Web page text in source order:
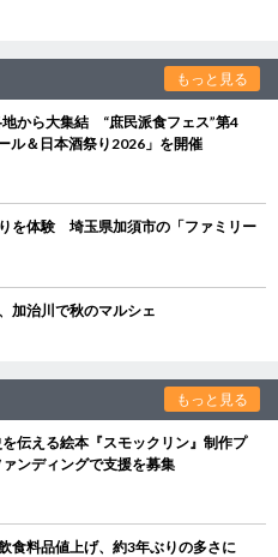
もっと見る
から大集結 “庶民派食フェス”第4
ル＆日本酒祭り2026」を開催
を体験 埼玉県加須市の「ファミリー
加治川で秋のマルシェ
もっと見る
伝える絵本『スモックリン』制作プ
ンディングで支援を募集
食料品値上げ、約3年ぶりの多さに